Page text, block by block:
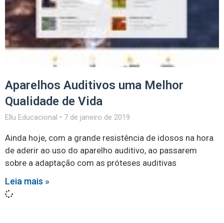
Aparelhos Auditivos uma Melhor
Qualidade de Vida
Ellu Educacional 7 de janeiro de 2019
Ainda hoje, com a grande resistência de idosos na hora
de aderir ao uso do aparelho auditivo, ao passarem
sobre a adaptação com as próteses auditivas
Leia mais »